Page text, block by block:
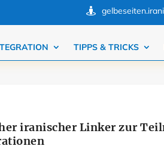

TIPPS & TRICKS
iranischer Linker zur